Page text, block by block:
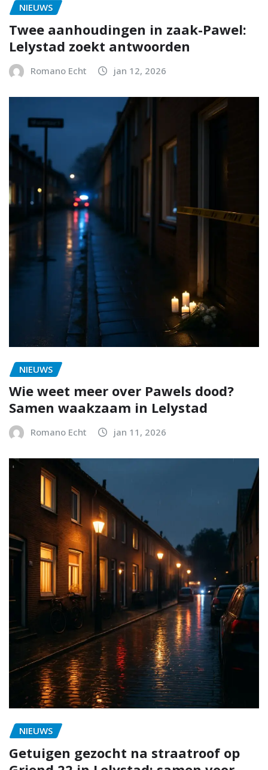
NIEUWS
Twee aanhoudingen in zaak-Pawel:
Lelystad zoekt antwoorden
Romano Echt jan 12, 2026
NIEUWS
Wie weet meer over Pawels dood?
Samen waakzaam in Lelystad
Romano Echt jan 11, 2026
NIEUWS
Getuigen gezocht na straatroof op